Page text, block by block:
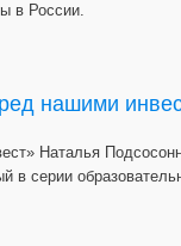
в России.
нашими
Наталья
серии